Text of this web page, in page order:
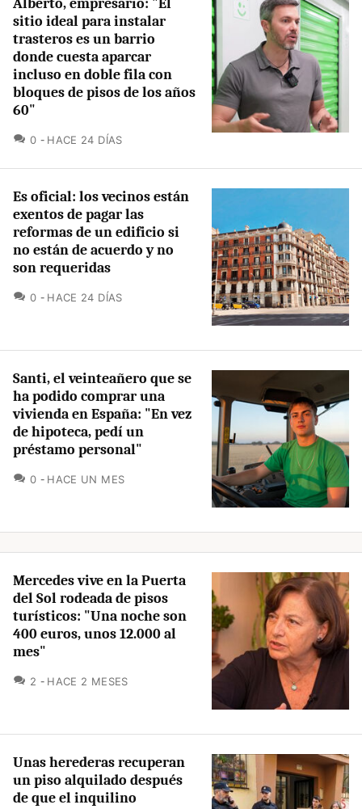
sitio ideal para instalar
trasteros es un barrio
donde cuesta aparcar
incluso en doble fila con
bloques de pisos de los años
60"
0 COMENTARIOS
HACE 24 DÍAS
Es oficial: los vecinos están
exentos de pagar las
reformas de un edificio si
no están de acuerdo y no
son requeridas
0 COMENTARIOS
HACE 24 DÍAS
Santi, el veinteañero que se
ha podido comprar una
vivienda en España: "En vez
de hipoteca, pedí un
préstamo personal"
0 COMENTARIOS
HACE UN MES
Mercedes vive en la Puerta
del Sol rodeada de pisos
turísticos: "Una noche son
400 euros, unos 12.000 al
mes"
2 COMENTARIOS
HACE 2 MESES
Unas herederas recuperan
un piso alquilado después
de que el inquilino